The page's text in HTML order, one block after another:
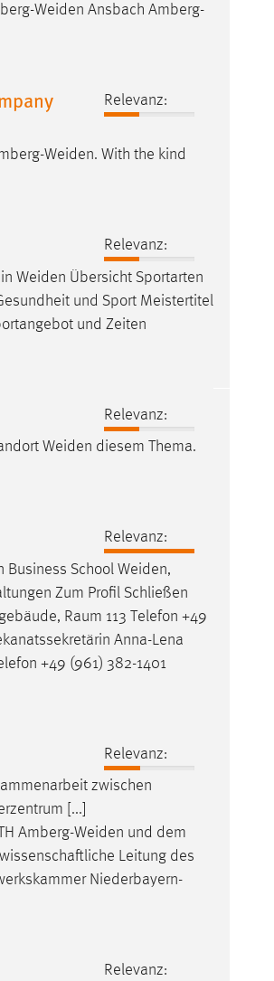
Weiden Ansbach Amberg-
Relevanz:
Weiden. With the kind
Relevanz:
Weiden Übersicht Sportarten
und Sport Meistertitel
und Zeiten
Relevanz:
Weiden diesem Thema.
Relevanz:
Business School Weiden,
Zum Profil Schließen
Raum 113 Telefon +49
Anna-Lena
+49 (961) 382-1401
Relevanz:
zwischen
[...]
Amberg-Weiden und dem
Leitung des
Niederbayern-
Relevanz: